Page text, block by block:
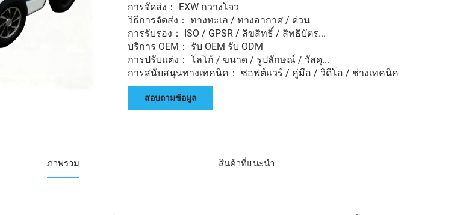
การจัดส่ง： EXW กวางโจว
วิธีการจัดส่ง： ทางทะเล / ทางอากาศ / ด่วน
การรับรอง： ISO / GPSR / ลิขสิทธิ์ / สิทธิบัตร...
บริการ OEM： รับ OEM รับ ODM
การปรับแต่ง： โลโก้ / ขนาด / รูปลักษณ์ / วัสดุ...
การสนับสนุนทางเทคนิค： ซอฟต์แวร์ / คู่มือ / วิดีโอ / ช่างเทคนิค
สอบถามข้อมูล
ภาพรวม สินค้าที่แนะนำ